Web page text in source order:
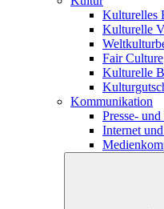
Kulturelles
Kulturelle
Fair Culture
Kulturelle
Kommunikation
Presse-
Internet